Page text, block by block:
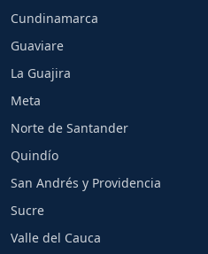
Cundinamarca
Guaviare
La Guajira
Meta
Norte de Santander
Quindío
San Andrés y Providencia
Sucre
Valle del Cauca